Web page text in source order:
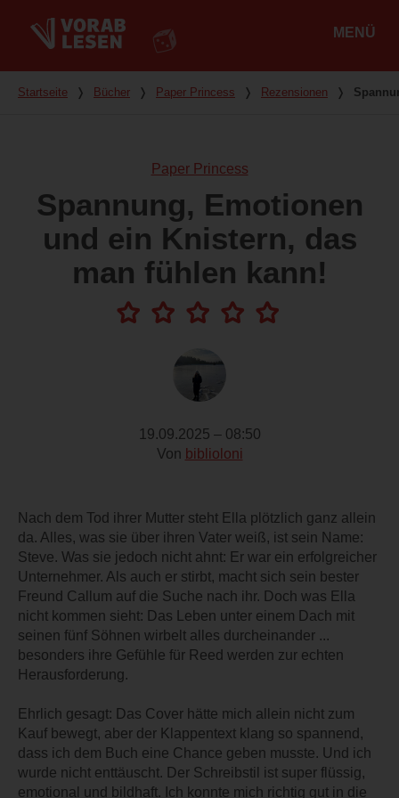
MENÜ
Du bist hier
Startseite ❭ Bücher ❭ Paper Princess ❭ Rezensionen ❭
Paper Princess
Spannung, Emotionen
und ein Knistern, das
man fühlen kann!
19.09.2025 – 08:50
Von biblioloni
Nach dem Tod ihrer Mutter steht Ella plötzlich ganz allein
da. Alles, was sie über ihren Vater weiß, ist sein Name:
Steve. Was sie jedoch nicht ahnt: Er war ein erfolgreicher
Unternehmer. Als auch er stirbt, macht sich sein bester
Freund Callum auf die Suche nach ihr. Doch was Ella
nicht kommen sieht: Das Leben unter einem Dach mit
seinen fünf Söhnen wirbelt alles durcheinander ...
besonders ihre Gefühle für Reed werden zur echten
Herausforderung.
Ehrlich gesagt: Das Cover hätte mich allein nicht zum
Kauf bewegt, aber der Klappentext klang so spannend,
dass ich dem Buch eine Chance geben musste. Und ich
wurde nicht enttäuscht. Der Schreibstil ist super flüssig,
emotional und bildhaft. Ich konnte mich richtig gut in die